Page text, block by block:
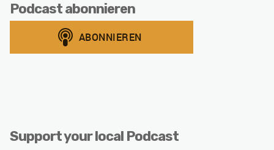
Podcast abonnieren
Support your local Podcast